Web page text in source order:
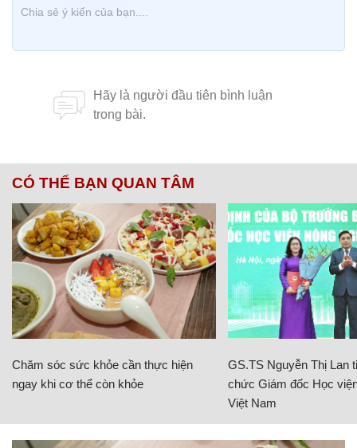
CÓ THỂ BẠN QUAN TÂM
Chăm sóc sức khỏe cần thực hiện
ngay khi cơ thể còn khỏe
GS.TS Nguyễn Thị Lan
chức Giám đốc Học
Việt Nam